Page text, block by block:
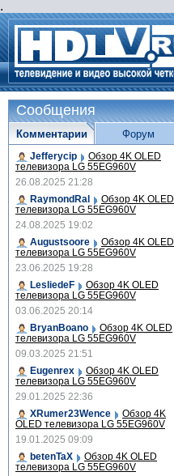
.
Сообщения
Комментарии
Jefferycip Обзор 4K OLED
телевизора LG 55EG960V
26.08.2025 21:28
RaymondRal
Обзор 4K OLED
телевизора LG 55EG960V
24.08.2025 19:02
Augustsoore
Обзор 4K OLED
телевизора LG 55EG960V
23.06.2025 19:28
LesliedeF
Обзор 4K OLED
телевизора LG 55EG960V
03.06.2025 20:14
BryanBoano
Обзор 4K OLED
телевизора LG 55EG960V
09.03.2025 21:51
Eugenrex
Обзор 4K OLED
телевизора LG 55EG960V
29.01.2025 22:36
XRumer23Wence
Обзор 4K
OLED телевизора LG 55EG960V
19.01.2025 09:09
betenTaX
Обзор 4K OLED
телевизора LG 55EG960V
Форум